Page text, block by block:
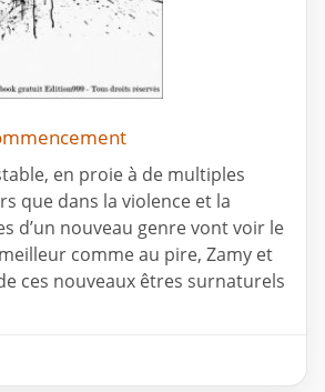
en proie à de multiples
que dans la violence et la
d’un nouveau genre vont voir le
comme au pire, Zamy et
ces nouveaux êtres surnaturels